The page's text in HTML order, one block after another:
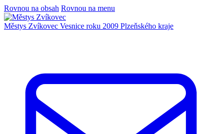
Rovnou na obsah Rovnou na menu
Městys Zvíkovec Vesnice roku 2009 Plzeňského kraje